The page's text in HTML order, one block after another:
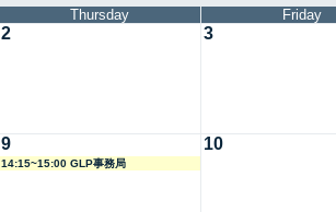
Thursday Friday
2 3
9
14:15~15:00 GLP事務局
10